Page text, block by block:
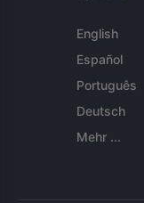
English
Español
Português
Deutsch
Mehr ...